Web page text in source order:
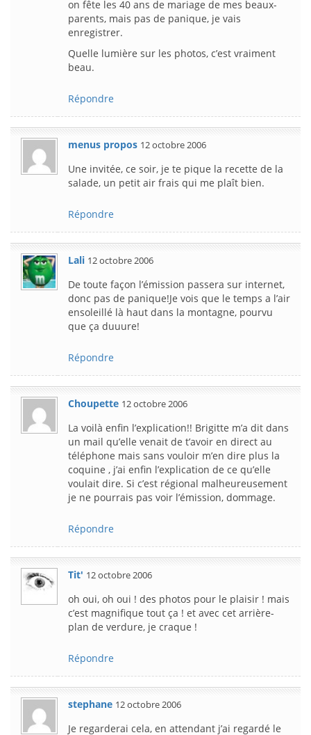
on fête les 40 ans de mariage de mes beaux-
parents, mais pas de panique, je vais
enregistrer.
Quelle lumière sur les photos, c’est vraiment
beau.
Répondre
menus propos 12 octobre 2006
Une invitée, ce soir, je te pique la recette de la
salade, un petit air frais qui me plaît bien.
Répondre
Lali 12 octobre 2006
De toute façon l’émission passera sur internet,
donc pas de panique!Je vois que le temps a l’air
ensoleillé là haut dans la montagne, pourvu
que ça duuure!
Répondre
Choupette 12 octobre 2006
La voilà enfin l’explication!! Brigitte m’a dit dans
un mail qu’elle venait de t’avoir en direct au
téléphone mais sans vouloir m’en dire plus la
coquine , j’ai enfin l’explication de ce qu’elle
voulait dire. Si c’est régional malheureusement
je ne pourrais pas voir l’émission, dommage.
Répondre
Tit' 12 octobre 2006
oh oui, oh oui ! des photos pour le plaisir ! mais
c’est magnifique tout ça ! et avec cet arrière-
plan de verdure, je craque !
Répondre
stephane 12 octobre 2006
Je regarderai cela, en attendant j’ai regardé le